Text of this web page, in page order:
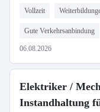
Vollzeit
Gute Verkehrsanbindung
06.08.2026
Elektriker /
Instandhaltung